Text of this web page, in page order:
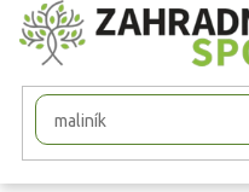
Přejít
na
obsah